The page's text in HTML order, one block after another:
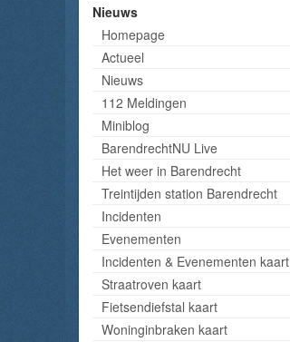
Nieuws
Homepage
Actueel
Nieuws
112 Meldingen
Miniblog
BarendrechtNU Live
Het weer in Barendrecht
Treintijden station Barendrecht
Incidenten
Evenementen
Incidenten & Evenementen kaart
Straatroven kaart
Fietsendiefstal kaart
Woninginbraken kaart